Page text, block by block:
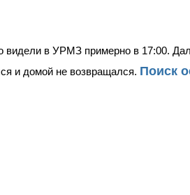
видели в УРМЗ примерно в 17:00.
и домой не возвращался. Поиск